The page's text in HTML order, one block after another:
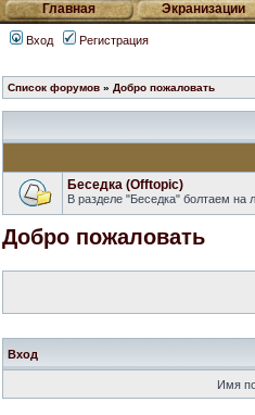
Главная Экранизации
Вход Регистрация
Список форумов » Добро пожаловать
Беседка (Offtopic)
В разделе "Беседка" болтаем на
Добро пожаловать
Вход
Имя